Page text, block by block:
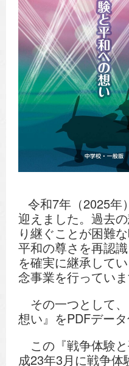
令和7年（2025年
迎えました。過去
り継ぐことが困難
平和の尊さを再認
を確実に継承して
念事業を行っていま
その一つとして
想い』をPDFデータ
この『戦争体験
成23年3月に戦争